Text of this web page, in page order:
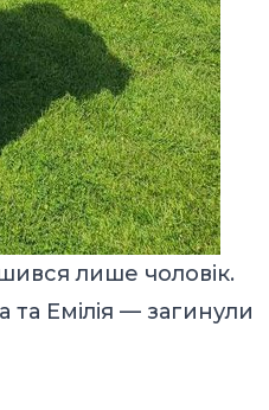
лише чоловік.
Емілія — загинули